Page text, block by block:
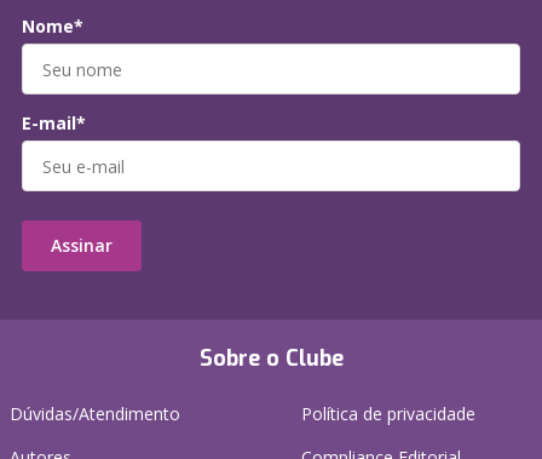
Sobre o Clube
Dúvidas/Atendimento
Política de privacidade
Nome*
E-mail*
Assinar